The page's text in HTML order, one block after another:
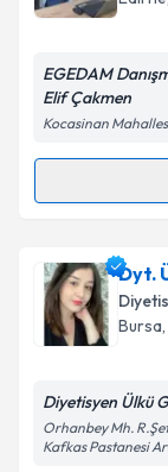
Kişisel
EGEDAM
Elif Çakmen
Kocasinan
Dyt. Elif
oluşturun.
takvim
Dyt.
Bursa,
Diyetisyen Ülkü
Orhanbey Mh.
Kafkas Pastanesi